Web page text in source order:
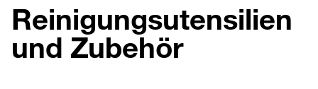
Reinigungsutensilien
und Zubehör